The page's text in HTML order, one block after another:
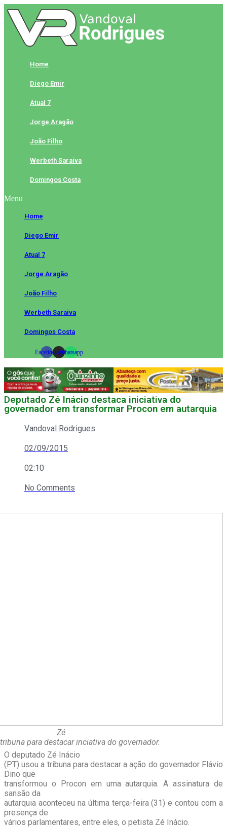
Skip
to
content
Home
Diego Emir
Atual 7
Jorge Aragão
João Filho
Werbeth Saraiva
Domingos Costa
Menu
Home
Diego Emir
Atual 7
Jorge Aragão
João Filho
Werbeth Saraiva
Domingos Costa
FacebookInstagramWhatsapp
Deputado Zé Inácio destaca iniciativa do
governador em transformar Procon em autarquia
Vandoval Rodrigues
02/09/2015
02:10
No Comments
Zé
para destacar inciativa do governador.
O deputado Zé Inácio
(PT) usou a tribuna para destacar a ação do governador Flávio
Dino que
transformou o Procon em uma autarquia. A assinatura de
sansão da
autarquia aconteceu na última terça-feira (31) e contou com a
presença de
vários parlamentares, entre eles, o petista Zé Inácio.